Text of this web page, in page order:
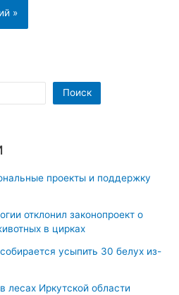
Поиск
проекты и поддержку
отклонил законопроект о
в цирках
усыпить 30 белух из-
лесах Иркутской области